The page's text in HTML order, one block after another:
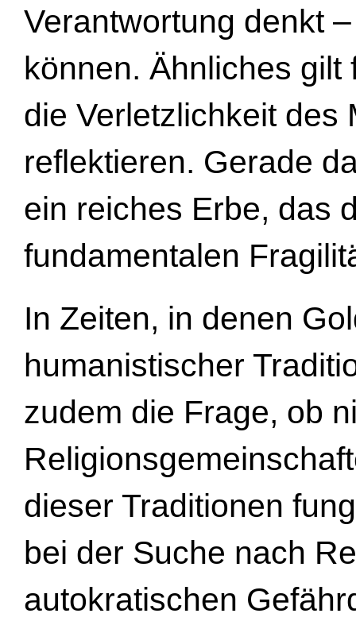
Verantwortung denkt
können. Ähnliches
die Verletzlichkeit des
reflektieren. Gerade
ein reiches Erbe, das
fundamentalen
In Zeiten, in denen
humanistischer
zudem die Frage, ob
dieser Traditionen
bei der Suche nach
autokratischen